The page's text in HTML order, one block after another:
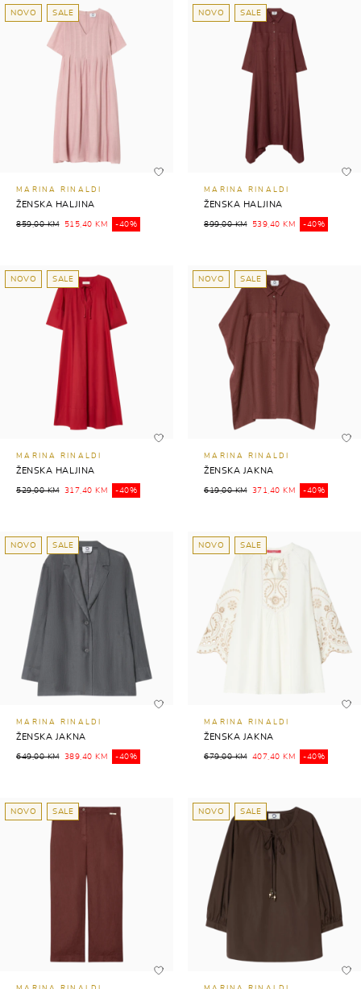
NOVO SALE
MARINA RINALDI
ŽENSKA HALJINA
859,00 KM 515,40 KM -40%
NOVO SALE
MARINA RINALDI
ŽENSKA HALJINA
899,00 KM 539,40 KM -40%
NOVO SALE
MARINA RINALDI
ŽENSKA HALJINA
529,00 KM 317,40 KM -40%
NOVO SALE
MARINA RINALDI
ŽENSKA JAKNA
619,00 KM 371,40 KM -40%
NOVO SALE
MARINA RINALDI
ŽENSKA JAKNA
649,00 KM 389,40 KM -40%
NOVO SALE
MARINA RINALDI
ŽENSKA JAKNA
679,00 KM 407,40 KM -40%
NOVO SALE NOVO SALE